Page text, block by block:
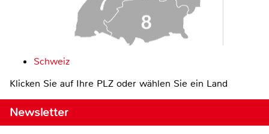
Schweiz
Klicken Sie auf Ihre PLZ oder wählen Sie ein Land
Newsletter